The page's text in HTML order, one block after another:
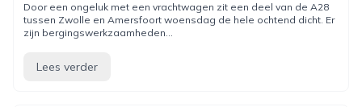
Door een ongeluk met een vrachtwagen zit een deel van de A28
tussen Zwolle en Amersfoort woensdag de hele ochtend dicht. Er
zijn bergingswerkzaamheden...
Lees verder